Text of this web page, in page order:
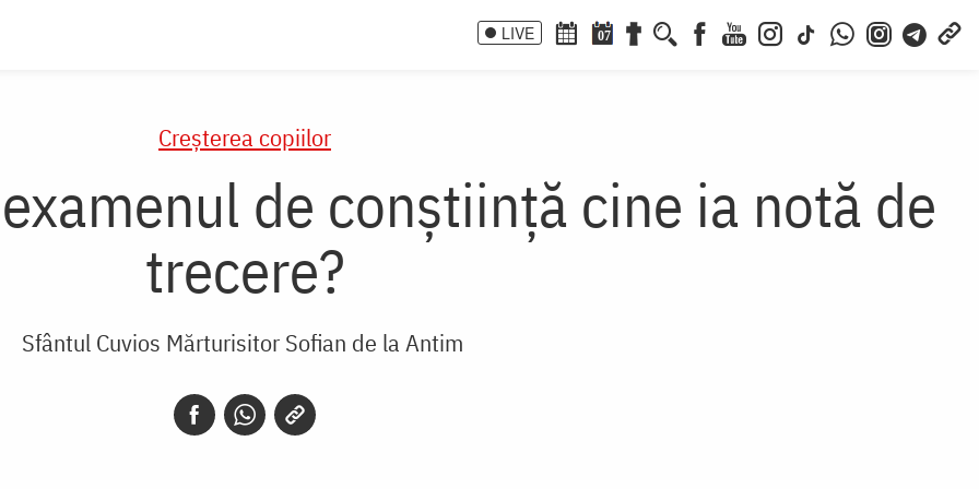
LIVE 07
Creşterea copiilor
de conștiință cine ia notă de
trecere?
Sfântul Cuvios Mărturisitor Sofian de la Antim